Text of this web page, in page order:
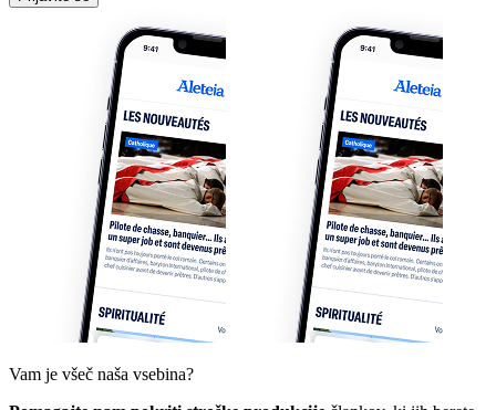
Vam je všeč naša vsebina?